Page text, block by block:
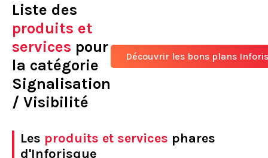
Liste des
produits et
services pour
la catégorie
Signalisation
/ Visibilité
Découvrir les bons plans
Les produits et services phares
d'Inforisque